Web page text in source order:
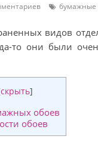
бумажные
видов
то они были
скрыть]
обоев
обоев